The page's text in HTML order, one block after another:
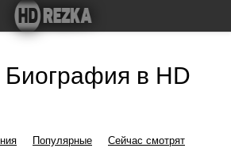
в HD
Популярные Сейчас смотрят